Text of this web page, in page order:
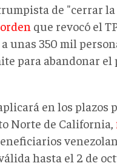
de "cerrar
que revocó el
unas 350 mil
para abandonar
en los plazos
Norte de California,
hasta el 2 de